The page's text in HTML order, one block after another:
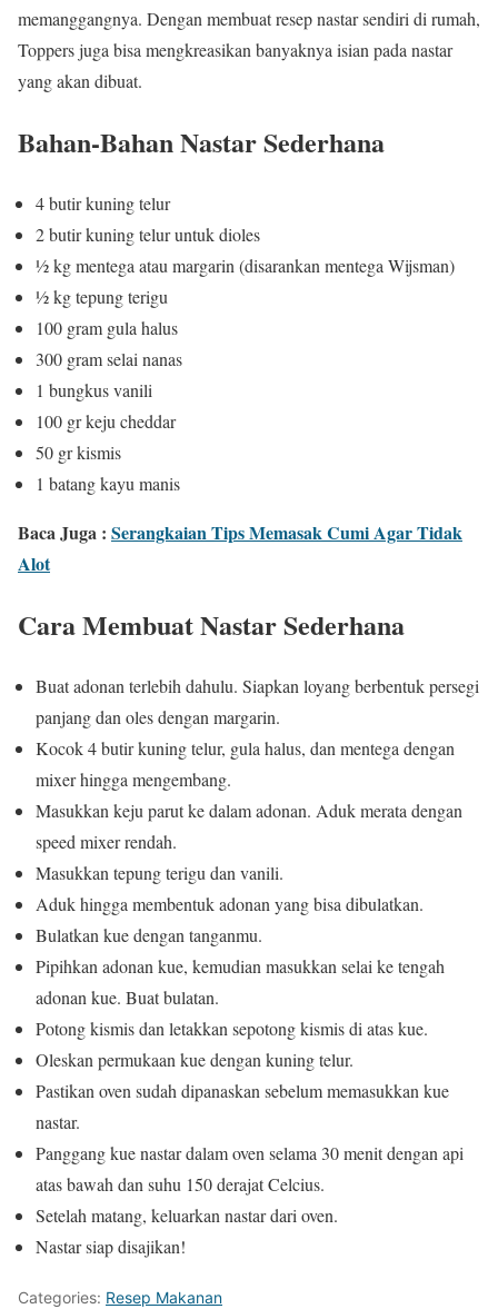
memanggangnya. Dengan membuat resep nastar sendiri di rumah,
Toppers juga bisa mengkreasikan banyaknya isian pada nastar
yang akan dibuat.
Bahan-Bahan Nastar Sederhana
4 butir kuning telur
2 butir kuning telur untuk dioles
½ kg mentega atau margarin (disarankan mentega Wijsman)
½ kg tepung terigu
100 gram gula halus
300 gram selai nanas
1 bungkus vanili
100 gr keju cheddar
50 gr kismis
1 batang kayu manis
Baca Juga : Serangkaian Tips Memasak Cumi Agar Tidak
Alot
Cara Membuat Nastar Sederhana
Buat adonan terlebih dahulu. Siapkan loyang berbentuk persegi
panjang dan oles dengan margarin.
Kocok 4 butir kuning telur, gula halus, dan mentega dengan
mixer hingga mengembang.
Masukkan keju parut ke dalam adonan. Aduk merata dengan
speed mixer rendah.
Masukkan tepung terigu dan vanili.
Aduk hingga membentuk adonan yang bisa dibulatkan.
Bulatkan kue dengan tanganmu.
Pipihkan adonan kue, kemudian masukkan selai ke tengah
adonan kue. Buat bulatan.
Potong kismis dan letakkan sepotong kismis di atas kue.
Oleskan permukaan kue dengan kuning telur.
Pastikan oven sudah dipanaskan sebelum memasukkan kue
nastar.
Panggang kue nastar dalam oven selama 30 menit dengan api
atas bawah dan suhu 150 derajat Celcius.
Setelah matang, keluarkan nastar dari oven.
Nastar siap disajikan!
Categories: Resep Makanan